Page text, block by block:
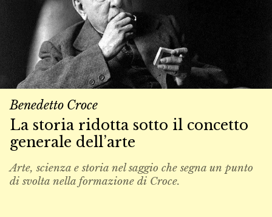
Benedetto Croce
La storia ridotta sotto il concetto
generale dell’arte
Arte, scienza e storia nel saggio che segna un punto
di svolta nella formazione di Croce.